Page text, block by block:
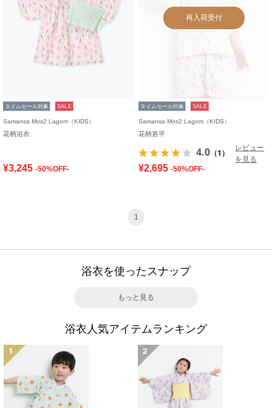
タイムセール対象 SALE
Samansa Mos2 Lagom（KIDS）
花柄浴衣
¥3,245 -50%OFF-
再入荷受付
タイムセール対象 SALE
Samansa Mos2 Lagom（KIDS）
花柄甚平
4.0 （1）
レビュー
を見る
¥2,695 -50%OFF-
1
浴衣を使ったスナップ
もっと見る
浴衣人気アイテムランキング
1 2